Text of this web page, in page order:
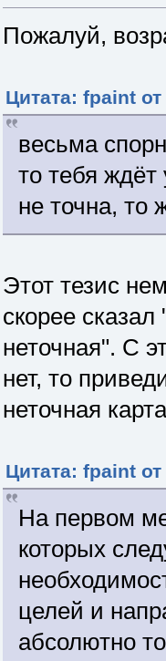
Пожалуй,
Цитата: fpaint
весьма
то тебя
не точна, то
Этот тезис
скорее
неточная". С
нет, то
неточная
Цитата: fpaint
На первом
которых
целей и
абсолютно